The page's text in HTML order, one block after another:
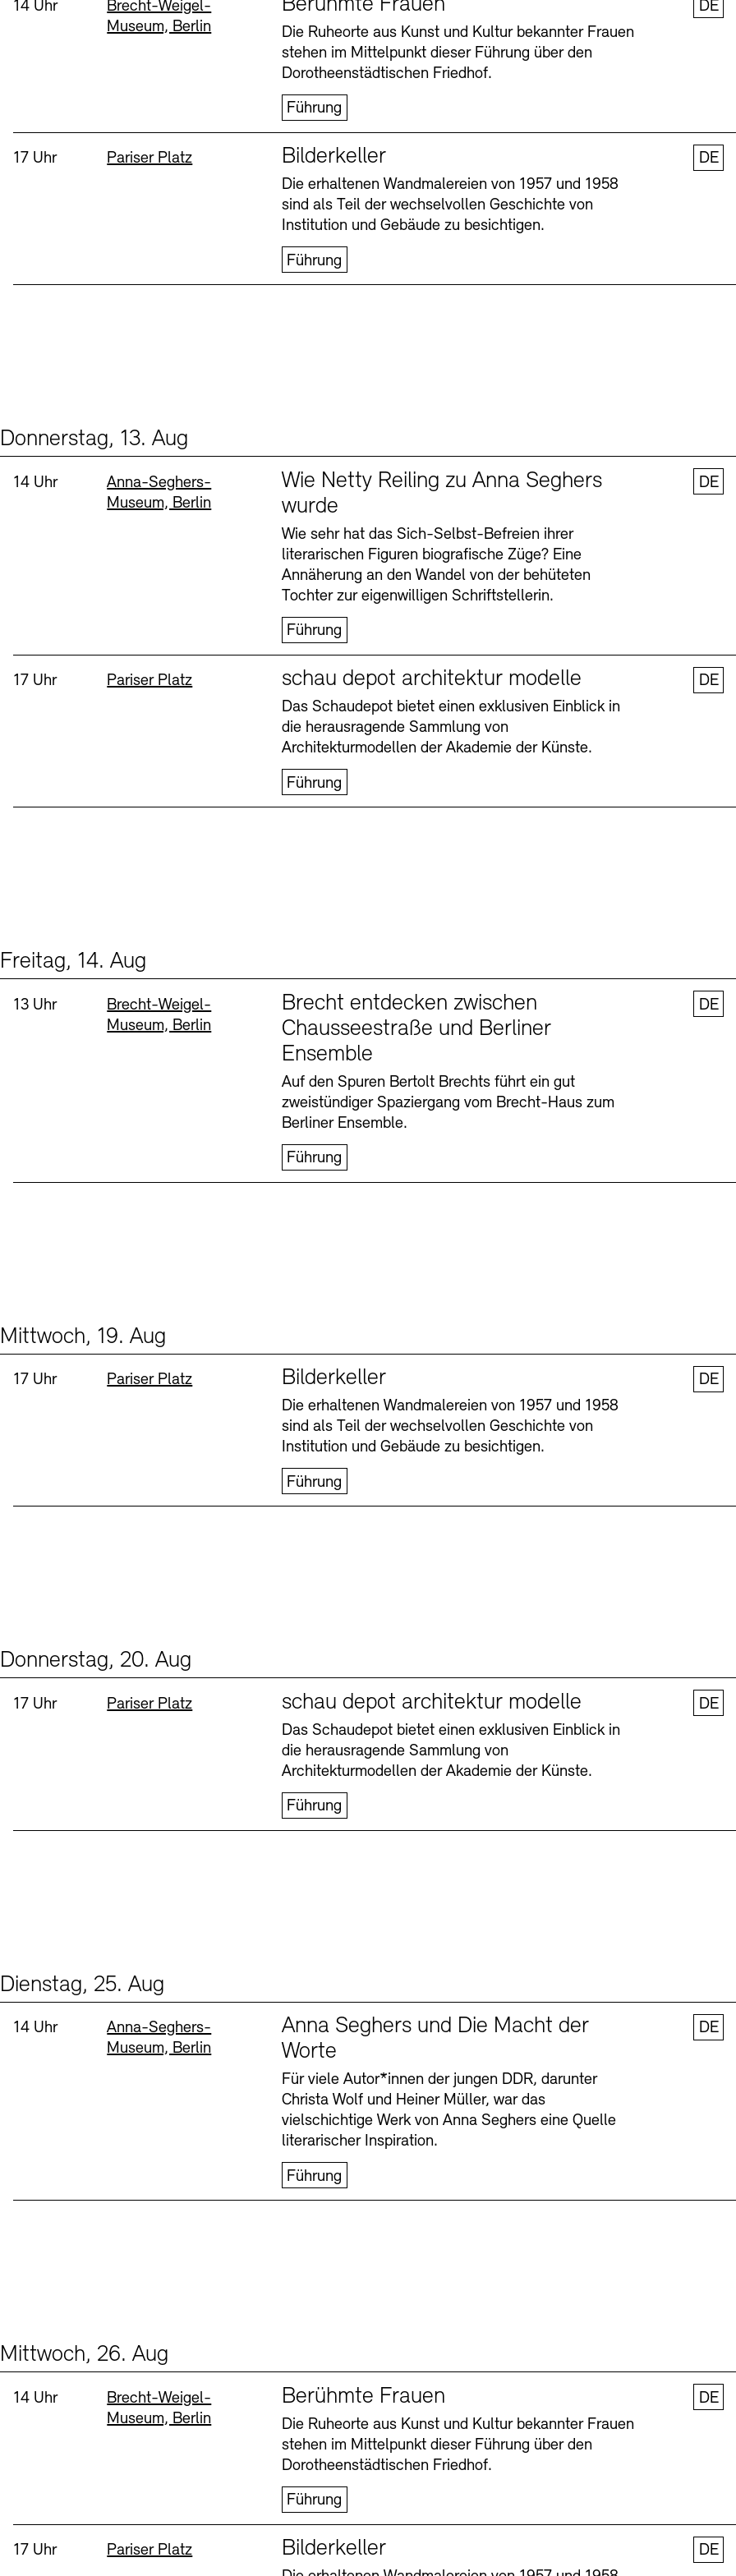
Buchläden
Öffnungszeiten Barrierefreiheit Newsletter
Vermittlungsprogramm
Öffnungszeiten Barrierefreiheit Newsletter
Uhrzeit:
14 Uhr Standort
Brecht-Weigel-
Museum, Berlin
Die Ruheorte aus Kunst und Kultur bekannter Frauen
stehen im Mittelpunkt dieser Führung über den
Dorotheenstädtischen Friedhof.
Führung
DE
Uhrzeit:
17 Uhr Standort
Pariser Platz Bilderkeller
Die erhaltenen Wandmalereien von 1957 und 1958
sind als Teil der wechselvollen Geschichte von
Institution und Gebäude zu besichtigen.
Führung
DE
Donnerstag, 13. Aug
Uhrzeit:
14 Uhr Standort
Anna-Seghers-
Museum, Berlin
Wie Netty Reiling zu Anna Seghers
wurde
Wie sehr hat das Sich-Selbst-Befreien ihrer
literarischen Figuren biografische Züge? Eine
Annäherung an den Wandel von der behüteten
Tochter zur eigenwilligen Schriftstellerin.
Führung
DE
Uhrzeit:
17 Uhr Standort
Pariser Platz schau depot architektur modelle
Das Schaudepot bietet einen exklusiven Einblick in
die herausragende Sammlung von
Architekturmodellen der Akademie der Künste.
Führung
DE
Freitag, 14. Aug
Uhrzeit:
13 Uhr Standort
Brecht-Weigel-
Museum, Berlin
Brecht entdecken zwischen
Chausseestraße und Berliner
Ensemble
Auf den Spuren Bertolt Brechts führt ein gut
zweistündiger Spaziergang vom Brecht-Haus zum
Berliner Ensemble.
Führung
DE
Mittwoch, 19. Aug
Uhrzeit:
17 Uhr Standort
Pariser Platz Bilderkeller
Die erhaltenen Wandmalereien von 1957 und 1958
sind als Teil der wechselvollen Geschichte von
Institution und Gebäude zu besichtigen.
Führung
DE
Donnerstag, 20. Aug
Uhrzeit:
17 Uhr Standort
Pariser Platz schau depot architektur modelle
Das Schaudepot bietet einen exklusiven Einblick in
die herausragende Sammlung von
Architekturmodellen der Akademie der Künste.
Führung
DE
Dienstag, 25. Aug
Uhrzeit:
14 Uhr Standort
Anna-Seghers-
Museum, Berlin
Anna Seghers und Die Macht der
Worte
Für viele Autor*innen der jungen DDR, darunter
Christa Wolf und Heiner Müller, war das
vielschichtige Werk von Anna Seghers eine Quelle
literarischer Inspiration.
Führung
DE
Mittwoch, 26. Aug
Uhrzeit:
14 Uhr Standort
Brecht-Weigel-
Museum, Berlin
Berühmte Frauen
Die Ruheorte aus Kunst und Kultur bekannter Frauen
stehen im Mittelpunkt dieser Führung über den
Dorotheenstädtischen Friedhof.
Führung
DE
Uhrzeit:
17 Uhr Standort
Pariser Platz Bilderkeller
DE